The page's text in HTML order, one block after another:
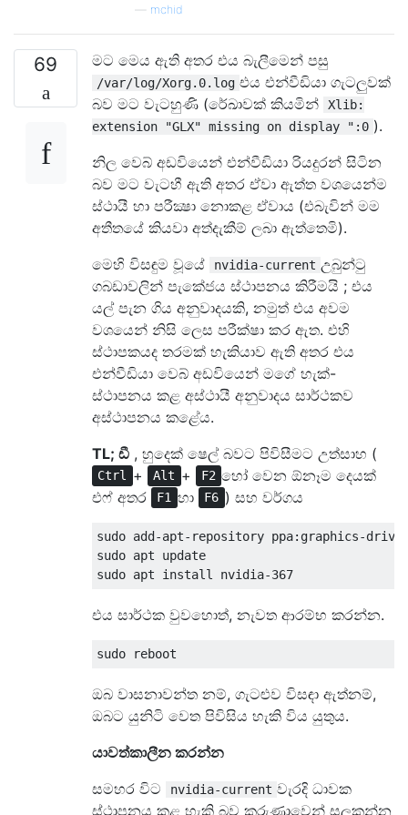
mchid
69 මට මෙය ඇති අතර එය බැලීමෙන් පසු
/var/log/Xorg.0.log එය එන්වීඩියා ගැටලුවක්
බව මට වැටහුණි (රේඛාවක් කියමින්
Xlib:
extension "GLX" missing on display ":0 ).
නිල වෙබ් අඩවියෙන් එන්වීඩියා රියදුරන් සිටින
බව මට වැටහී ඇති අතර ඒවා ඇත්ත වශයෙන්ම
ස්ථායී හා පරීක්‍ෂා නොකළ ඒවාය (එබැවින් මම
අතීතයේ කියවා අත්දැකීම් ලබා ඇත්තෙමි).
මෙහි විසඳුම වූයේ
nvidia-current උබුන්ටු
ගබඩාවලින් පැකේජය ස්ථාපනය කිරීමයි ; එය
යල් පැන ගිය අනුවාදයකි, නමුත් එය අවම
වශයෙන් නිසි ලෙස පරීක්ෂා කර ඇත. එහි
ස්ථාපකයද තරමක් හැකියාව ඇති අතර එය
එන්වීඩියා වෙබ් අඩවියෙන් මගේ හැක්-
ස්ථාපනය කළ අස්ථායී අනුවාදය සාර්ථකව
අස්ථාපනය කළේය.
TL; ඩී , හුදෙක් ෂෙල් බවට පිවිසීමට උත්සාහ (
Ctrl + Alt + F2 හෝ වෙන ඕනෑම දෙයක්
එෆ් අතර
F1 හා F6 ) සහ වර්ගය
sudo add-apt-repository ppa:graphics-
sudo apt update
එය සාර්ථක වුවහොත්, නැවත ආරම්භ කරන්න.
ඔබ වාසනාවන්ත නම්, ගැටළුව විසඳා ඇත්නම්,
ඔබට යුනිටි වෙත පිවිසිය හැකි විය යුතුය.
යාවත්කාලීන කරන්න
සමහර විට
nvidia-current වැරදි ධාවක
ස්ථාපනය කළ හැකි බව කරුණාවෙන් සලකන්න